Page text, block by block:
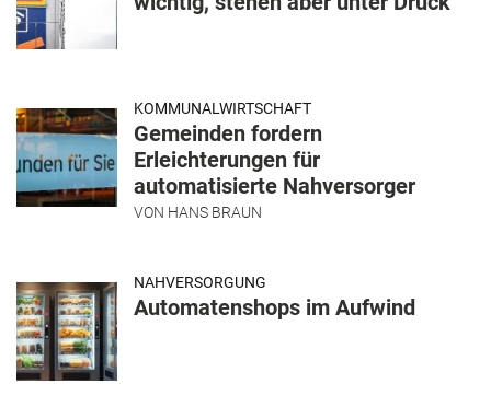
KOMMUNALWIRTSCHAFT
Gemeinden fordern
Erleichterungen für
automatisierte Nahversorger
VON HANS BRAUN
NAHVERSORGUNG
Automatenshops im Aufwind